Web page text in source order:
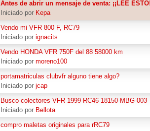
Antes de abrir un mensaje de venta: ¡¡LEE
Iniciado por Kepa
Vendo mi VFR 800 F, RC79
Iniciado por ignacits
Vendo HONDA VFR 750F del 88 58000 km
Iniciado por moreno100
portamatriculas clubvfr alguno tiene algo?
Iniciado por jcap
Busco colectores VFR 1999 RC46 18150-MBG-003
Iniciado por Bellota
compro maletas originales para rRC79